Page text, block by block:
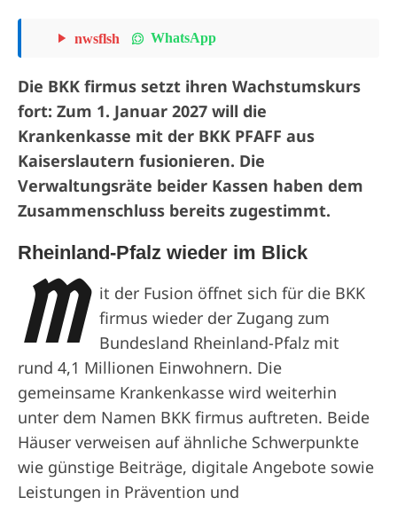
nwsflsh WhatsApp
Die BKK firmus setzt ihren Wachstumskurs
fort: Zum 1. Januar 2027 will die
Krankenkasse mit der BKK PFAFF aus
Kaiserslautern fusionieren. Die
Verwaltungsräte beider Kassen haben dem
Zusammenschluss bereits zugestimmt.
Rheinland-Pfalz wieder im Blick
M
it der Fusion öffnet sich für die BKK
firmus wieder der Zugang zum
Bundesland Rheinland-Pfalz mit
rund 4,1 Millionen Einwohnern. Die
gemeinsame Krankenkasse wird weiterhin
unter dem Namen BKK firmus auftreten. Beide
Häuser verweisen auf ähnliche Schwerpunkte
wie günstige Beiträge, digitale Angebote sowie
Leistungen in Prävention und